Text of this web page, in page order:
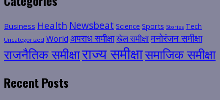
Business Health Newsbeat Science Sports Stories Tech
Uncategorized World अपराध समीक्षाखेल समीक्षामनोरंजन समीक्षा
राजनैतिक समीक्षाराज्य समीक्षासमाजिक समीक्षा
Recent Posts